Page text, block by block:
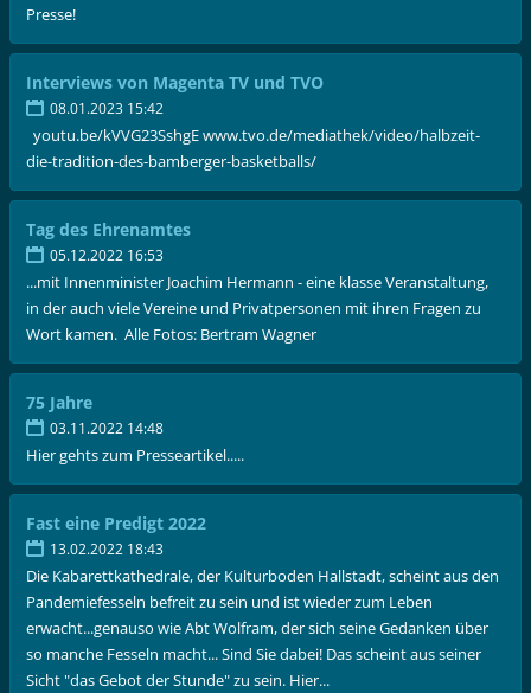
Presse!
Interviews von Magenta TV und TVO
08.01.2023 15:42
youtu.be/kVVG23SshgE www.tvo.de/mediathek/video/halbzeit-
die-tradition-des-bamberger-basketballs/
Tag des Ehrenamtes
05.12.2022 16:53
...mit Innenminister Joachim Hermann - eine klasse Veranstaltung,
in der auch viele Vereine und Privatpersonen mit ihren Fragen zu
Wort kamen. Alle Fotos: Bertram Wagner
75 Jahre
03.11.2022 14:48
Hier gehts zum Presseartikel.....
Fast eine Predigt 2022
13.02.2022 18:43
Die Kabarettkathedrale, der Kulturboden Hallstadt, scheint aus den
Pandemiefesseln befreit zu sein und ist wieder zum Leben
erwacht...genauso wie Abt Wolfram, der sich seine Gedanken über
so manche Fesseln macht... Sind Sie dabei! Das scheint aus seiner
Sicht "das Gebot der Stunde" zu sein. Hier...